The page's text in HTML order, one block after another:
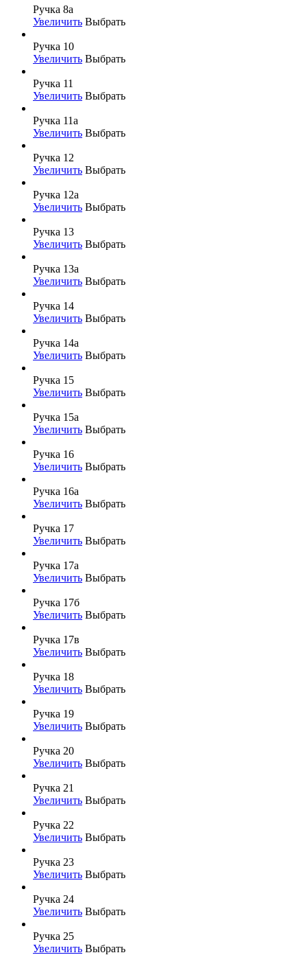
Ручка 8а
Увеличить Выбрать
Ручка 10
Увеличить Выбрать
Ручка 11
Увеличить Выбрать
Ручка 11а
Увеличить Выбрать
Ручка 12
Увеличить Выбрать
Ручка 12а
Увеличить Выбрать
Ручка 13
Увеличить Выбрать
Ручка 13а
Увеличить Выбрать
Ручка 14
Увеличить Выбрать
Ручка 14а
Увеличить Выбрать
Ручка 15
Увеличить Выбрать
Ручка 15а
Увеличить Выбрать
Ручка 16
Увеличить Выбрать
Ручка 16а
Увеличить Выбрать
Ручка 17
Увеличить Выбрать
Ручка 17а
Увеличить Выбрать
Ручка 17б
Увеличить Выбрать
Ручка 17в
Увеличить Выбрать
Ручка 18
Увеличить Выбрать
Ручка 19
Увеличить Выбрать
Ручка 20
Увеличить Выбрать
Ручка 21
Увеличить Выбрать
Ручка 22
Увеличить Выбрать
Ручка 23
Увеличить Выбрать
Ручка 24
Увеличить Выбрать
Ручка 25
Увеличить Выбрать